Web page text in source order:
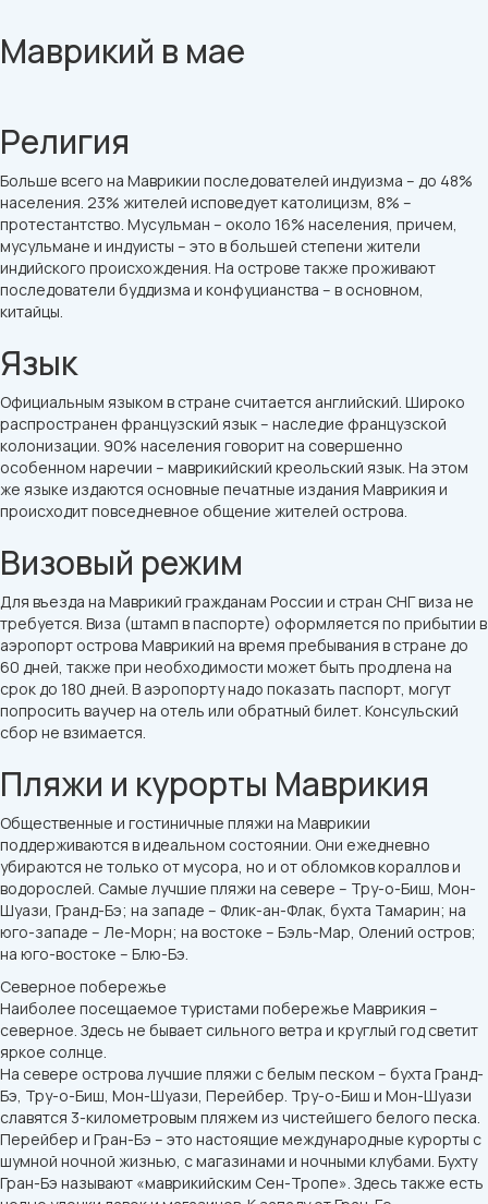
Маврикий в мае
Религия
Больше всего на Маврикии последователей индуизма – до 48%
населения. 23% жителей исповедует католицизм, 8% –
протестантство. Мусульман – около 16% населения, причем,
мусульмане и индуисты – это в большей степени жители
индийского происхождения. На острове также проживают
последователи буддизма и конфуцианства – в основном,
китайцы.
Язык
Официальным языком в стране считается английский. Широко
распространен французский язык – наследие французской
колонизации. 90% населения говорит на совершенно
особенном наречии – маврикийский креольский язык. На этом
же языке издаются основные печатные издания Маврикия и
происходит повседневное общение жителей острова.
Визовый режим
Для въезда на Маврикий гражданам России и стран СНГ виза не
требуется. Виза (штамп в паспорте) оформляется по прибытии в
аэропорт острова Маврикий на время пребывания в стране до
60 дней, также при необходимости может быть продлена на
срок до 180 дней. В аэропорту надо показать паспорт, могут
попросить ваучер на отель или обратный билет. Консульский
сбор не взимается.
Пляжи и курорты Маврикия
Общественные и гостиничные пляжи на Маврикии
поддерживаются в идеальном состоянии. Они ежедневно
убираются не только от мусора, но и от обломков кораллов и
водорослей. Самые лучшие пляжи на севере – Тру-о-Биш, Мон-
Шуази, Гранд-Бэ; на западе – Флик-ан-Флак, бухта Тамарин; на
юго-западе – Ле-Морн; на востоке – Бэль-Мар, Олений остров;
на юго-востоке – Блю-Бэ.
Северное побережье
Наиболее посещаемое туристами побережье Маврикия –
северное. Здесь не бывает сильного ветра и круглый год светит
яркое солнце.
На севере острова лучшие пляжи с белым песком – бухта Гранд-
Бэ, Тру-о-Биш, Мон-Шуази, Перейбер. Тру-о-Биш и Мон-Шуази
славятся 3-километровым пляжем из чистейшего белого песка.
Перейбер и Гран-Бэ – это настоящие международные курорты с
шумной ночной жизнью, с магазинами и ночными клубами. Бухту
Гран-Бэ называют «маврикийским Сен-Тропе». Здесь также есть